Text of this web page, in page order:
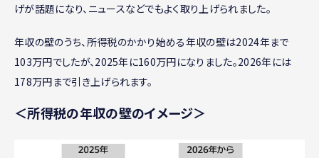
げが話題になり、ニュースなどでもよく取り上げられました。
年収の壁のうち、所得税のかかり始める年収の壁は2024年まで
103万円でしたが、2025年に160万円になりました。2026年には
178万円まで引き上げられます。
＜所得税の年収の壁のイメージ＞